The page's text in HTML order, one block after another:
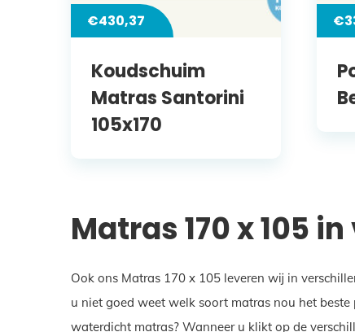
€430,37
Koudschuim
Matras Santorini
105x170
€
Matras 170 x 105
Ook ons Matras 170 x 105 leveren wij in
u niet goed weet welk soort matras nou het
waterdicht matras? Wanneer u klikt op de